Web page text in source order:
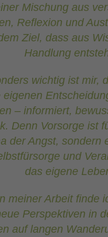
Mischung aus
Reflexion und
Ziel, dass aus
Handlung
wichtig ist mir,
eigenen
– informiert,
Denn Vorsorge ist
der Angst, sondern
und
das eigene
meiner Arbeit finde
Perspektiven in
auf langen